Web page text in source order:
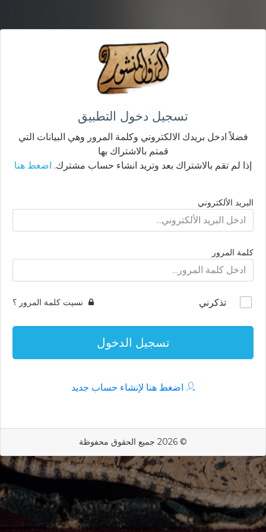
تسجيل دخول التطبيق
فضلاً ادخل بريدك الالكتروني وكلمة المرور وهي البيانات التي
قمتم بالاشتراك بها
إذا لم تقم بالاشتراك بعد وتريد انشاء حساب مشترك. اضغط هنا
البريد الألكتروني
كلمة المرور
تذكرني نسيت كلمة المرور ؟
تسجيل الدخول
اضغط هنا لإنشاء حساب جديد
© 2026 جميع الحقوق محفوظة